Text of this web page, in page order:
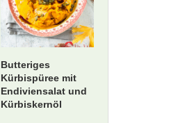
Butteriges
Kürbispüree mit
Endiviensalat und
Kürbiskernöl